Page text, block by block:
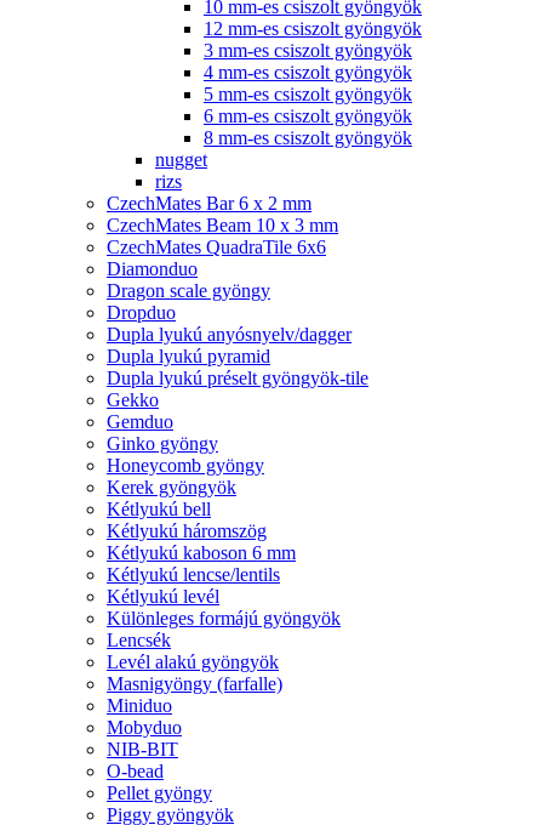
10 mm-es csiszolt gyöngyök
12 mm-es csiszolt gyöngyök
3 mm-es csiszolt gyöngyök
4 mm-es csiszolt gyöngyök
5 mm-es csiszolt gyöngyök
6 mm-es csiszolt gyöngyök
8 mm-es csiszolt gyöngyök
nugget
rizs
CzechMates Bar 6 x 2 mm
CzechMates Beam 10 x 3 mm
CzechMates QuadraTile 6x6
Diamonduo
Dragon scale gyöngy
Dropduo
Dupla lyukú anyósnyelv/dagger
Dupla lyukú pyramid
Dupla lyukú préselt gyöngyök-tile
Gekko
Gemduo
Ginko gyöngy
Honeycomb gyöngy
Kerek gyöngyök
Kétlyukú bell
Kétlyukú háromszög
Kétlyukú kaboson 6 mm
Kétlyukú lencse/lentils
Kétlyukú levél
Különleges formájú gyöngyök
Lencsék
Levél alakú gyöngyök
Masnigyöngy (farfalle)
Miniduo
Mobyduo
NIB-BIT
O-bead
Pellet gyöngy
Piggy gyöngyök